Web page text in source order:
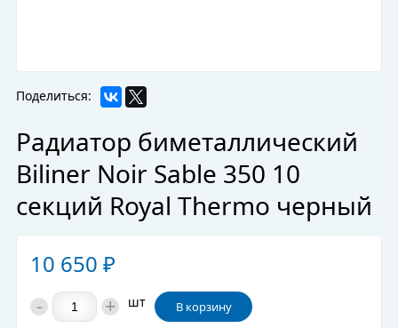
Поделиться:
Радиатор биметаллический
Biliner Noir Sable 350 10
секций Royal Thermo черный
10 650 ₽
- + шт В корзину